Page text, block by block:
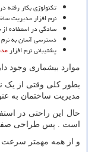
تکنولوژی بکار رفته در
نرم افزار مدیریت
سادگی در استفاده
دسترسی آسان به نرم
پشتیبانی نرم افزار
موارد بیشماری وجود
بطور کلی وقتی از یک
مدیریت ساختمان به
حال این راحتی در
است . پس طراحی
و از همه مهمتر سرعت